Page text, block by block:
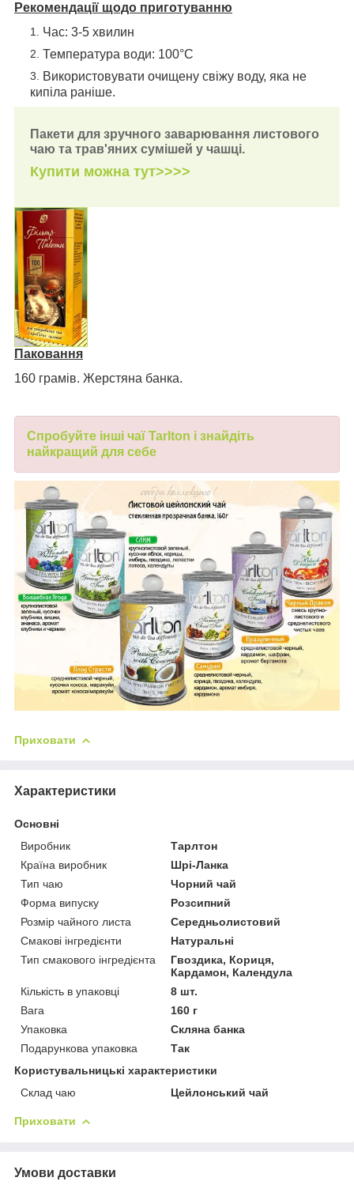
Рекомендації щодо приготуванню
Час: 3-5 хвилин
Температура води: 100°С
Використовувати очищену свіжу воду, яка не
кипіла раніше.
Пакети для зручного заварювання листового
чаю та трав'яних сумішей у чашці.
Купити можна тут>>>>
Паковання
160 грамів. Жерстяна банка.
Спробуйте інші чаї Tarlton і знайдіть
найкращий для себе
Приховати
Характеристики
Основні
Виробник
Тарлтон
Країна виробник
Шрі-Ланка
Тип чаю
Чорний чай
Форма випуску
Розсипний
Розмір чайного листа
Середньолистовий
Смакові інгредієнти
Натуральні
Тип смакового інгредієнта
Гвоздика, Кориця,
Кардамон, Календула
Кількість в упаковці
8 шт.
Вага
160 г
Упаковка
Скляна банка
Подарункова упаковка
Так
Користувальницькі характеристики
Склад чаю
Цейлонський чай
Приховати
Умови доставки